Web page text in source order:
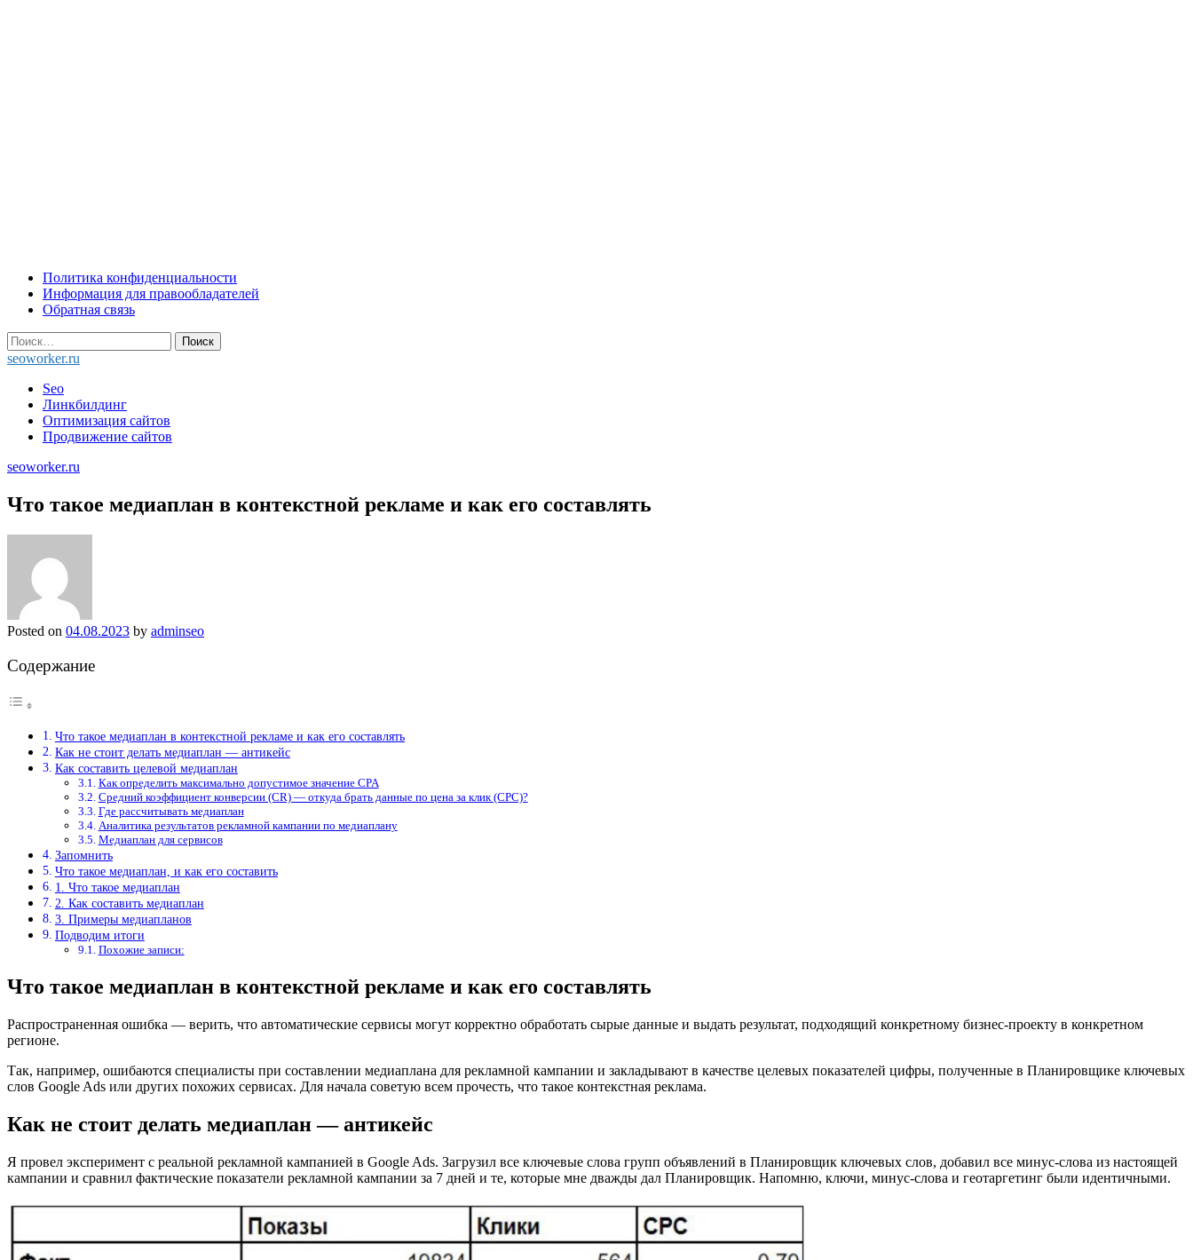
Skip
content
Политика конфиденциальности
Информация для правообладателей
Обратная связь
Найти:
seoworker.ru
Seo
Линкбилдинг
Оптимизация сайтов
Продвижение сайтов
seoworker.ru
Что такое медиаплан в контекстной рекламе и как его составлять
Posted on 04.08.2023 by adminseo
Содержание
Что такое медиаплан в контекстной рекламе и как его составлять
Как не стоит делать медиаплан — антикейс
Как составить целевой медиаплан
Как определить максимально допустимое значение CPA
Средний коэффициент конверсии (CR) — откуда брать данные по цена за клик (CPC)?
Где рассчитывать медиаплан
Аналитика результатов рекламной кампании по медиаплану
Медиаплан для сервисов
Запомнить
Что такое медиаплан, и как его составить
1. Что такое медиаплан
2. Как составить медиаплан
3. Примеры медиапланов
Подводим итоги
Похожие записи:
Что такое медиаплан в контекстной рекламе и как его составлять
Распространенная ошибка — верить, что автоматические сервисы могут корректно обработать сырые данные и выдать результат, подходящий конкретному бизнес-проекту в конкретном
регионе.
Так, например, ошибаются специалисты при составлении медиаплана для рекламной кампании и закладывают в качестве целевых показателей цифры, полученные в Планировщике ключевых
слов Google Ads или других похожих сервисах. Для начала советую всем прочесть, что такое контекстная реклама.
Как не стоит делать медиаплан — антикейс
Я провел эксперимент с реальной рекламной кампанией в Google Ads. Загрузил все ключевые слова групп объявлений в Планировщик ключевых слов, добавил все минус-слова из настоящей
кампании и сравнил фактические показатели рекламной кампании за 7 дней и те, которые мне дважды дал Планировщик. Напомню, ключи, минус-слова и геотаргетинг были идентичными.